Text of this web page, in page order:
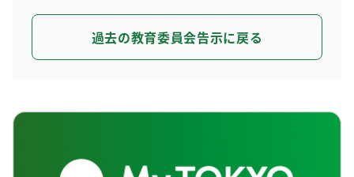
過去の教育委員会告示に戻る